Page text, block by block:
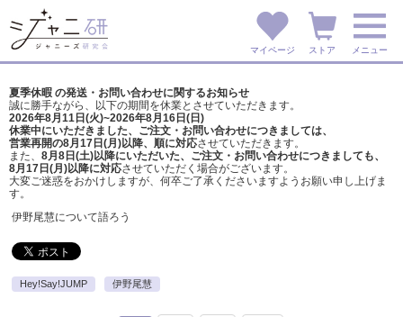
マイページ ストア メニュー
夏季休暇 の発送・お問い合わせに関するお知らせ
誠に勝手ながら、以下の期間を休業とさせていただきます。
2026年8月11日(火)~2026年8月16日(日)
休業中にいただきました、ご注文・お問い合わせにつきましては、
営業再開の8月17日(月)以降、順に対応させていただきます。
また、 8月8日(土)以降にいただいた、ご注文・ お問い合わせにつきましても、
8月17日(月)以降に対応させていただく場合がございます。
大変ご迷惑をおかけしますが、 何卒ご了承くださいますようお願い申し上げま
す。
伊野尾慧について語ろう
Hey!Say!JUMP 伊野尾慧